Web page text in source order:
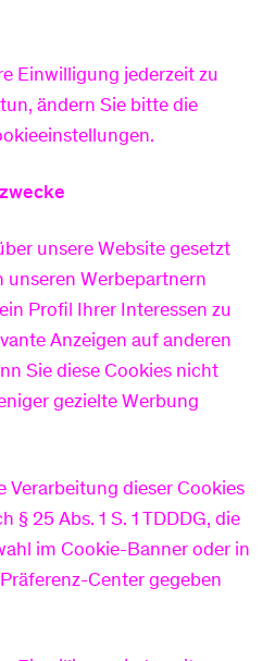
Einwilligung jederzeit zu
ändern Sie bitte die
unsere Website gesetzt
unseren Werbepartnern
Profil Ihrer Interessen zu
Anzeigen auf anderen
Sie diese Cookies nicht
gezielte Werbung
Verarbeitung dieser Cookies
§ 25 Abs. 1 S. 1 TDDDG, die
im Cookie-Banner oder in
Center gegeben